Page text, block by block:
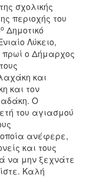
σχολικής
περιοχής του
ο Δημοτικό
Λύκειο,
πρωί ο Δήμαρχος
και
και τον
Ο
του αγιασμού
οποία ανέφερε,
και τους
να μην ξεχνάτε
Καλή